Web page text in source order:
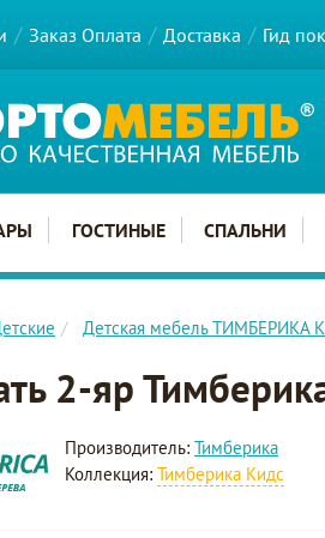
Заказ Оплата Доставка Гид
ГОСТИНЫЕ СПАЛЬНИ
Детская мебель ТИМБЕРИКА
2-яр
Производитель: Тимберика
Коллекция: Тимберика Кидс